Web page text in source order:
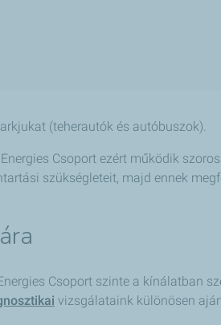
(teherautók és autóbuszok).
Csoport ezért működik
szükségleteit, majd ennek
Csoport szinte a kínálatban
vizsgálataink különösen